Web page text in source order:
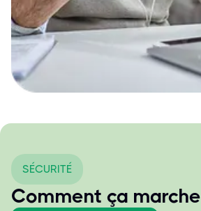
SÉCURITÉ
Comment ça marche